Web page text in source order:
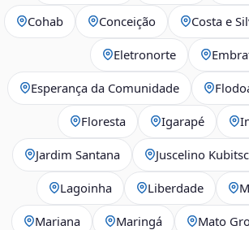
Cohab Conceição Costa e
Eletronorte
Esperança da Comunidade
Floresta Igarapé
Jardim Santana Juscelino
Lagoinha Liberdade
Mariana Maringá Mato